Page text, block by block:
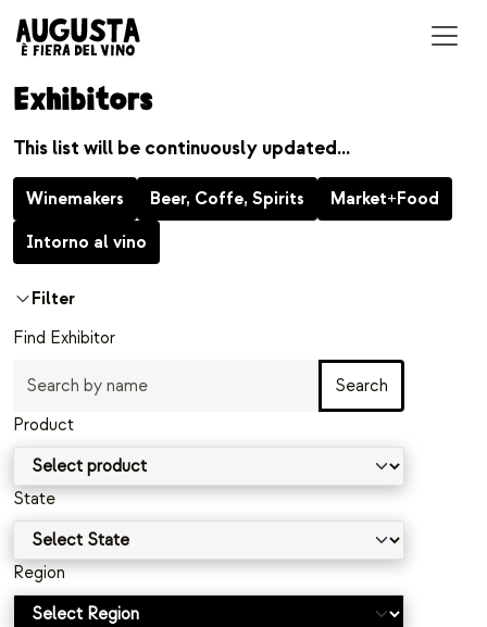
Exhibitors
This list will be continuously updated…
Winemakers Beer, Coffe, Spirits
Market+Food
Intorno al vino
Filter
Find Exhibitor
Search
Product
State
Region